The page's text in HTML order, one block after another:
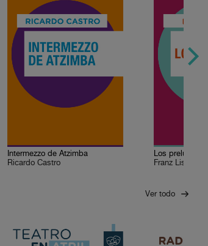
Intermezzo de Atzimba
Ricardo Castro
Los preludios
Franz Liszt
Ver todo